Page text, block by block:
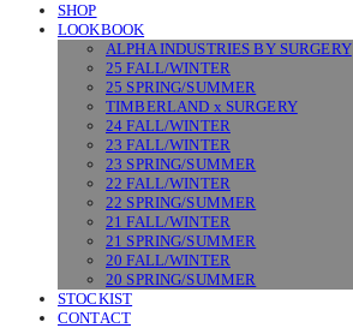
SHOP
LOOKBOOK
ALPHA INDUSTRIES BY SURGERY
25 FALL/WINTER
25 SPRING/SUMMER
TIMBERLAND x SURGERY
24 FALL/WINTER
23 FALL/WINTER
23 SPRING/SUMMER
22 FALL/WINTER
22 SPRING/SUMMER
21 FALL/WINTER
21 SPRING/SUMMER
20 FALL/WINTER
20 SPRING/SUMMER
STOCKIST
CONTACT